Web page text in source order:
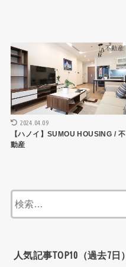
不動産
2024.04.09
【ハノイ】SUMOU HOUSING / 不
動産
人気記事TOP10（過去7日）